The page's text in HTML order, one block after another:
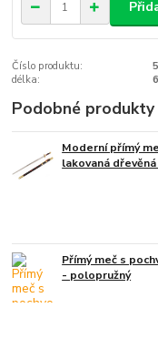
Číslo produktu:
délka:
Podobné produkty
Moderní přímý
lakovaná
Přímý meč s
- polopružný